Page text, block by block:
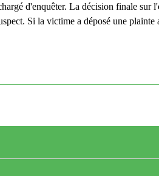
d'enquêter. La décision finale sur
Si la victime a déposé une